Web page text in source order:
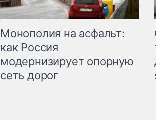
Монополия на асфальт:
как Россия
модернизирует опорную
сеть дорог